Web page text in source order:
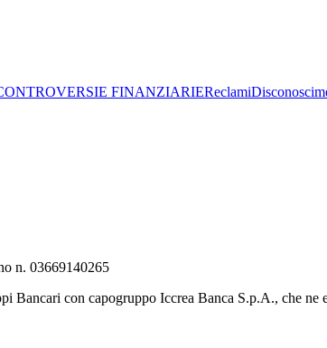
FINANZIARIEReclami
n. 03669140265
con capogruppo Iccrea Banca S.p.A., che ne